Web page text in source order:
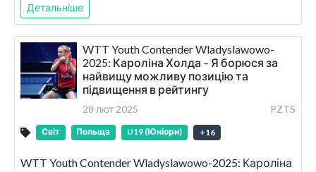
Детальніше
WTT Youth Contender Wladyslawowo-
2025: Кароліна Холда – Я борюся за
найвищу можливу позицію та
підвищення в рейтингу
28 лют 2025 PZTS
Світ Польща U19 (Юніори) +16
WTT Youth Contender Wladyslawowo-2025: Кароліна